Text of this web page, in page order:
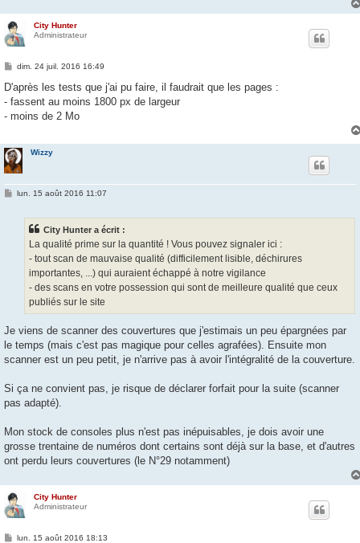
City Hunter
Administrateur
M
s
a
g
dim. 24 juil. 2016 16:49
D'après les tests que j'ai pu faire, il faudrait que les pages :
- fassent au moins 1800 px de largeur
- moins de 2 Mo
Wizzy
Mlun. 15 août 2016 11:07
City Hunter a écrit :
La qualité prime sur la quantité ! Vous pouvez signaler ici :
- tout scan de mauvaise qualité (difficilement lisible, déchirures
importantes, ...) qui auraient échappé à notre vigilance
- des scans en votre possession qui sont de meilleure qualité que ceux
publiés sur le site
Je viens de scanner des couvertures que j'estimais un peu épargnées par
le temps (mais c'est pas magique pour celles agrafées). Ensuite mon
scanner est un peu petit, je n'arrive pas à avoir l'intégralité de la couverture.
Si ça ne convient pas, je risque de déclarer forfait pour la suite (scanner
pas adapté).
Mon stock de consoles plus n'est pas inépuisables, je dois avoir une
grosse trentaine de numéros dont certains sont déjà sur la base, et d'autres
ont perdu leurs couvertures (le N°29 notamment)
City Hunter
Administrateur
Mlun. 15 août 2016 18:13